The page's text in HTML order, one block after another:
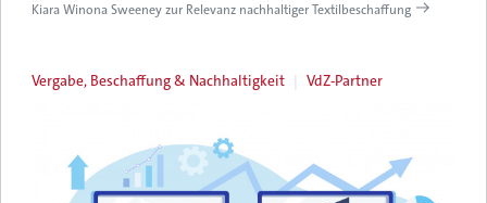
Kiara Winona Sweeney zur Relevanz nachhaltiger Textilbeschaffung
Vergabe, Beschaffung & Nachhaltigkeit VdZ-Partner